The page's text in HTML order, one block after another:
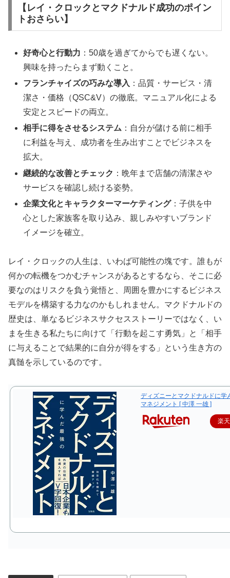
【レイ・クロックとマクドナルド成功のポイン
トおさらい】
好奇心と行動力 ：50歳を過ぎてからでも遅くない。
興味を持ったらまず動くこと。
フランチャイズの巧みな導入 ：品質・サービス・清
潔さ・価格（QSC&V）の徹底。マニュアル化による
安定とスピードの両立。
相手に得をさせるシステム ：自分が儲ける前に相手
に利益を与え、成功者を生み出すことでビジネスを
拡大。
継続的な改善とチェック ：晩年まで店舗の清潔さや
サービスを確認し続ける姿勢。
企業文化とキャラクターマーケティング：子供を中
心とした家族客を取り込み、親しみやすいブランド
イメージを確立。
レイ・クロックの人生は、いわば可能性の塊です。誰もが
何かの転機をつかむチャンスがあるとするなら、そこに必
要なのはリスクを負う覚悟と、周囲を豊かにするビジネス
モデルを構築する力なのかもしれません。マクドナルドの
歴史は、単なるビジネスサクセスストーリーではなく、い
まを生きる私たちに向けて「行動を起こす勇気」と「相手
に与えることで結果的に自分が得をする」という生き方の
真髄を示しているのです。
ディズニーとマクドナルドに学
マネジメント [ 中澤 一雄 ]
楽